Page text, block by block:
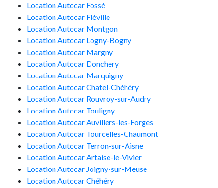
Location Autocar Fossé
Location Autocar Fléville
Location Autocar Montgon
Location Autocar Logny-Bogny
Location Autocar Margny
Location Autocar Donchery
Location Autocar Marquigny
Location Autocar Chatel-Chéhéry
Location Autocar Rouvroy-sur-Audry
Location Autocar Touligny
Location Autocar Auvillers-les-Forges
Location Autocar Tourcelles-Chaumont
Location Autocar Terron-sur-Aisne
Location Autocar Artaise-le-Vivier
Location Autocar Joigny-sur-Meuse
Location Autocar Chéhéry